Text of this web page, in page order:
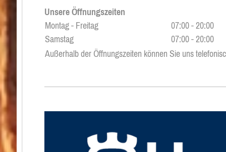
Unsere Öffnungszeiten
Montag - Freitag
07:00-20:00
Samstag
07:00-20:00
Außerhalb der Öffnungszeiten können Sie uns